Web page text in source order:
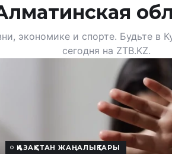
экономике и спорте. Будьте в
сегодня на ZTB.KZ.
ҚАЗАҚСТАН ЖАҢАЛЫҚТАРЫ